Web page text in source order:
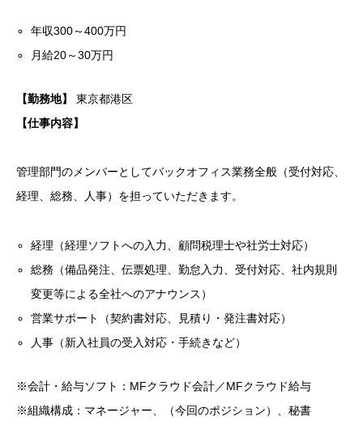
年収300～400万円
月給20～30万円
【勤務地】
東京都港区
【仕事内容】
管理部門のメンバーとしてバックオフィス業務全般（受付対応、
経理、総務、人事）を担っていただきます。
経理（経理ソフトへの入力、顧問税理士や社労士対応）
総務（備品発注、伝票処理、勤怠入力、受付対応、社内規則
変更等による全社へのアナウンス）
営業サポート（契約書対応、見積り・発注書対応）
人事（新入社員の受入対応・手続きなど）
※会計・給与ソフト：MFクラウド会計／MFクラウド給与
※組織構成：マネージャー、（今回のポジション）、秘書